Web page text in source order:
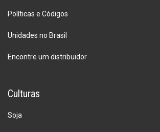
Políticas e Códigos
Unidades no Brasil
Encontre um distribuidor
Culturas
Soja